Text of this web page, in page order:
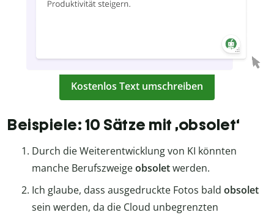
Kostenlos Text umschreiben
Beispiele: 10 Sätze mit ‚obsolet‘
Durch die Weiterentwicklung von KI könnten
manche Berufszweigeobsoletwerden.
Ich glaube, dass ausgedruckte Fotos bald obsolet
sein werden, da die Cloud unbegrenzten